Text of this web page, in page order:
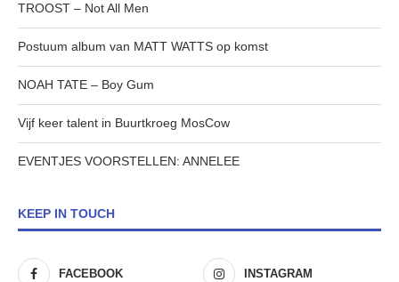
TROOST – Not All Men
Postuum album van MATT WATTS op komst
NOAH TATE – Boy Gum
Vijf keer talent in Buurtkroeg MosCow
EVENTJES VOORSTELLEN: ANNELEE
KEEP IN TOUCH
FACEBOOK INSTAGRAM